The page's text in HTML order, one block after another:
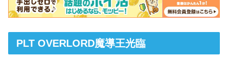
PLT OVERLORD魔導王光臨